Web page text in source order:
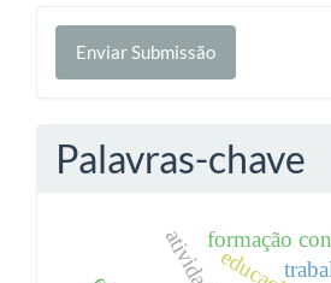
Enviar
Submissão
Enviar Submissão
Palavras-chave
formação